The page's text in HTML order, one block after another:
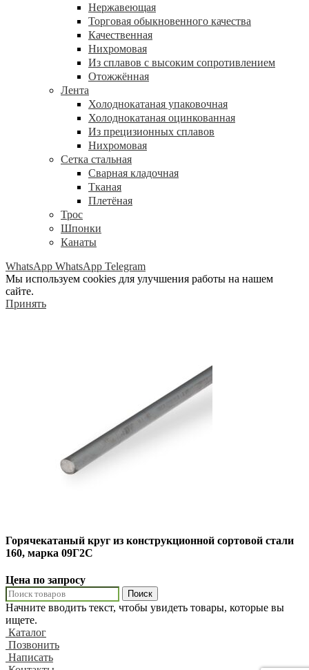
Нержавеющая
Торговая обыкновенного качества
Качественная
Нихромовая
Из сплавов с высоким сопротивлением
Отожжённая
Лента
Холоднокатаная упаковочная
Холоднокатаная оцинкованная
Из прецизионных сплавов
Нихромовая
Сетка стальная
Сварная кладочная
Тканая
Плетёная
Трос
Шпонки
Канаты
WhatsApp WhatsApp Telegram
Мы используем cookies для улучшения работы на нашем
сайте.
Принять
Горячекатаный круг из конструкционной сортовой стали
160, марка 09Г2С
Цена по запросу
Поиск
Начните вводить текст, чтобы увидеть товары, которые вы
ищете.
Каталог
Позвонить
Написать